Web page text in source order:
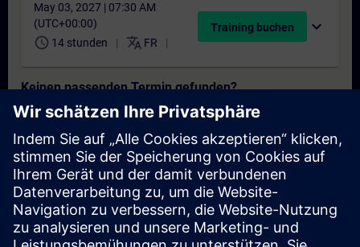
May 03, 2027 | 07:30 AM
(UTC+00:00)
schedule 14 stunden translate FR
Training buchen expand_more
Keinen passenden Termin gefunden?
Setzen Sie sich auf die Interessentenliste und erhalten Sie eine
Benachrichtigung sobald neue Termine verfügbar sind.
Benachrichtigungsservice aktivieren
Personalisiertes Angebot
Sie benötigen ein persönliches Angebot? Nach Angabe Ihrer